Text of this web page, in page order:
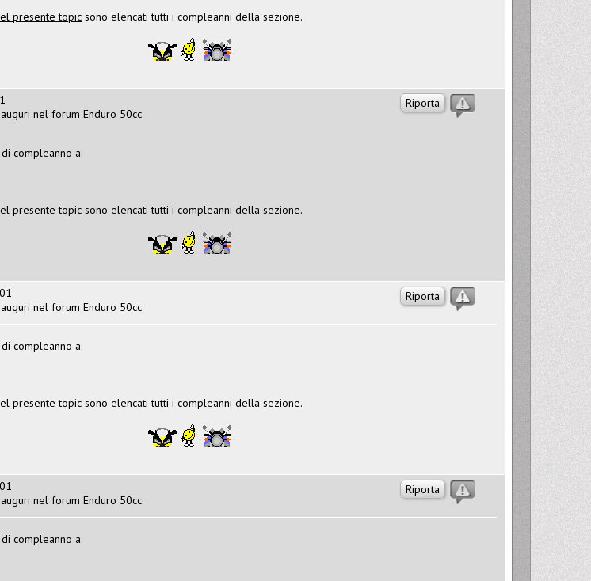
presente topic sono elencati tutti i compleanni della sezione.
Riporta
nel forum Enduro 50cc
compleanno a:
presente topic sono elencati tutti i compleanni della sezione.
Riporta
nel forum Enduro 50cc
compleanno a:
presente topic sono elencati tutti i compleanni della sezione.
Riporta
nel forum Enduro 50cc
compleanno a: